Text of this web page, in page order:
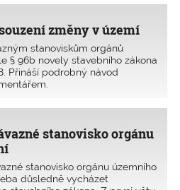
dokončené stavby jejím
změny v území
stanoviskům orgánů
§ 96b novely stavebního zákona
Přináší podrobný návod
stanovisko orgánu
stanovisko orgánu územního
důsledně vycházet